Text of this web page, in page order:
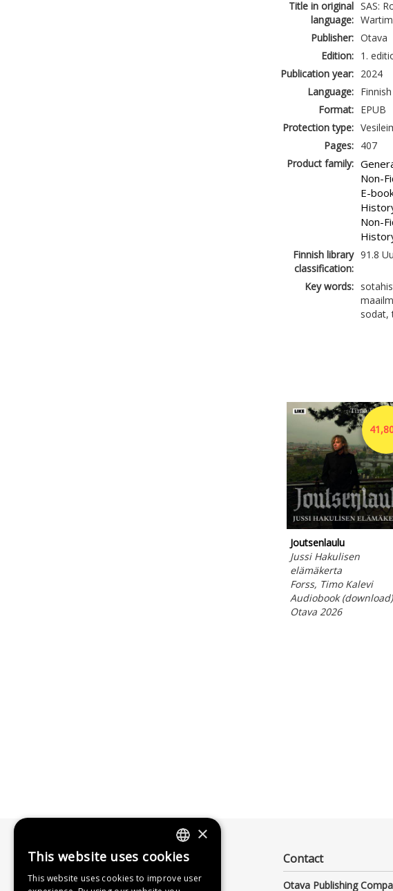
Title in original
language:
SAS:
Publisher: Otava
Edition:
1.
Publication year:
2024
Language:
Finnish
Format:
EPUB
Protection type:
Pages:
407
Product family:
Non-
E-
Non-
Finnish library
classification:
91.8
Key words:
sodat,
Joutsenlaulu
Jussi Hakulisen
elämäkerta
Forss, Timo Kalevi
Audiobook (download)
Otava 2026
Contact
Otava Publishing
FINNISH
SWEDISH
×
This website uses cookies
This website uses cookies to improve user